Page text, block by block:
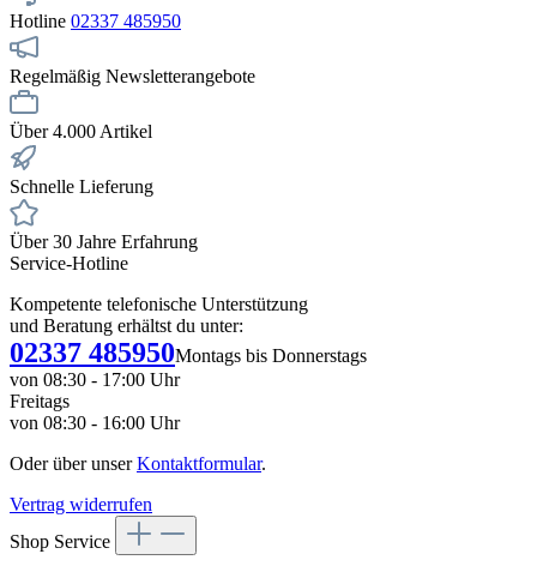
Hotline 02337 485950
Regelmäßig Newsletterangebote
Über 4.000 Artikel
Schnelle Lieferung
Über 30 Jahre Erfahrung
Service-Hotline
Kompetente telefonische Unterstützung
und Beratung erhältst du unter:
02337 485950Montags bis Donnerstags
von 08:30 - 17:00 Uhr
Freitags
von 08:30 - 16:00 Uhr
Oder über unserKontaktformular.
Vertrag widerrufen
Shop Service